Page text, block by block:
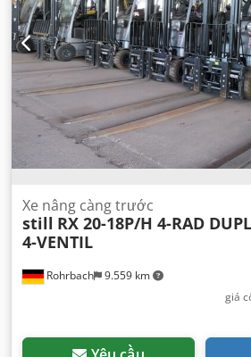
Rohrbach 9.559 km
Xe nâng càng trước
still RX 20-18P/H 4-RAD
4-VENTIL
giá